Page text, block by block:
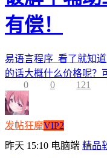
有偿！
易语言程序 看了就知
的话大概什么价格呢？
0
0 121
发帖狂魔VIP2
昨天 15:10 电脑端 精品